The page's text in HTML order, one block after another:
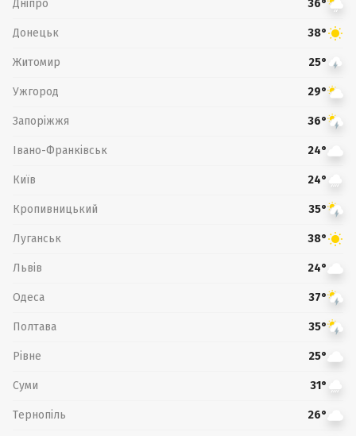
Дніпро 36°
Донецьк 38°
Житомир 25°
Ужгород 29°
Запоріжжя 36°
Івано-Франківськ 24°
Київ 24°
Кропивницький 35°
Луганськ 38°
Львів 24°
Одеса 37°
Полтава 35°
Рівне 25°
Суми 31°
Тернопіль 26°